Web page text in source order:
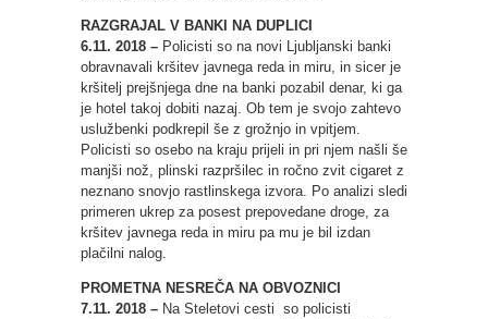
RAZGRAJAL V BANKI NA DUPLICI
6.11. 2018 – Policisti so na novi Ljubljanski banki
obravnavali kršitev javnega reda in miru, in sicer je
kršitelj prejšnjega dne na banki pozabil denar, ki ga
je hotel takoj dobiti nazaj. Ob tem je svojo zahtevo
uslužbenki podkrepil še z grožnjo in vpitjem.
Policisti so osebo na kraju prijeli in pri njem našli še
manjši nož, plinski razpršilec in ročno zvit cigaret z
neznano snovjo rastlinskega izvora. Po analizi sledi
primeren ukrep za posest prepovedane droge, za
kršitev javnega reda in miru pa mu je bil izdan
plačilni nalog.
PROMETNA NESREČA NA OBVOZNICI
7.11. 2018 – Na Steletovi cesti so policisti